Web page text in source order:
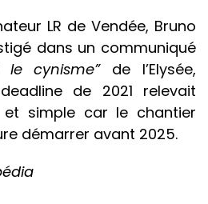
LR de Vendée, Bruno
dans un communiqué
le cynisme” de l’Elysée,
de 2021 relevait
et simple car le chantier
démarrer avant 2025.